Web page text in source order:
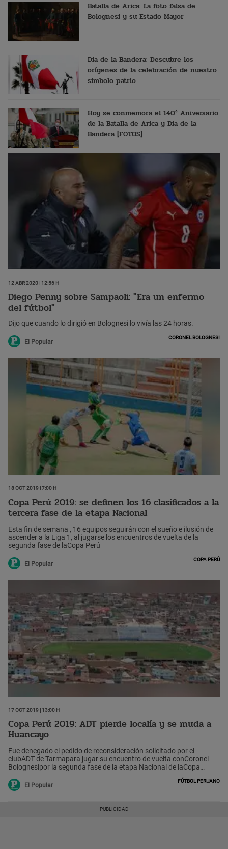
Batalla de Arica: La foto falsa de
Bolognesi y su Estado Mayor
Día de la Bandera: Descubre los
orígenes de la celebración de nuestro
símbolo patrio
Hoy se conmemora el 140° Aniversario
de la Batalla de Arica y Día de la
Bandera [FOTOS]
12 Abr 2020 | 12:56 h
Diego Penny sobre Sampaoli: "Era un enfermo
del fútbol"
Dijo que cuando lo dirigió en Bolognesi lo vivía las 24 horas.
El Popular
Coronel Bolognesi
18 Oct 2019 | 7:00 h
Copa Perú 2019: se definen los 16 clasificados a la
tercera fase de la etapa Nacional
Esta fin de semana , 16 equipos seguirán con el sueño e ilusión de
ascender a la Liga 1, al jugarse los encuentros de vuelta de la
segunda fase de laCopa Perú
El Popular
Copa Perú
17 Oct 2019 | 13:00 h
Copa Perú 2019: ADT pierde localía y se muda a
Huancayo
Fue denegado el pedido de reconsideración solicitado por el
clubADT de Tarmapara jugar su encuentro de vuelta conCoronel
Bolognesipor la segunda fase de la etapa Nacional de laCopa
El Popular
Fútbol peruano